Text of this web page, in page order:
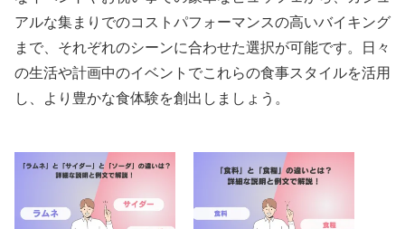
アルな集まりでのコストパフォーマンスの高いバイキング
まで、それぞれのシーンに合わせた選択が可能です。日々
の生活や計画中のイベントでこれらの食事スタイルを活用
し、より豊かな食体験を創出しましょう。